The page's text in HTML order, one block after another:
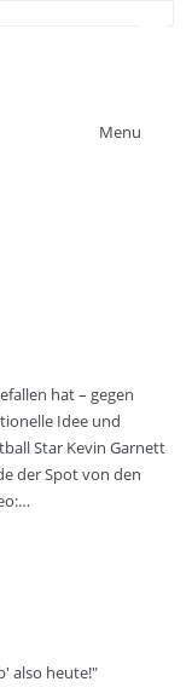
Menu
hat – gegen
Idee und
Star Kevin Garnett
der Spot von den
also heute!"